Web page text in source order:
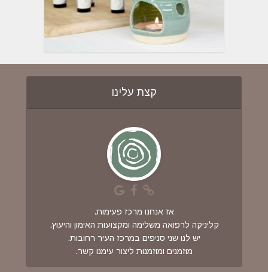
קצת עלינו
אז אנחנו מרכז פעימות.
קליניקה לרפואה משלימה ומקצועות האימון והיעוץ.
יש לנו שני סניפים במרכז העיר רחובות.
מוזמנים ומוזמנות ליצור עימנו קשר.